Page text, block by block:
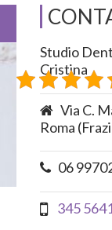
Studio
Cristina
Via C.
Roma
06
345